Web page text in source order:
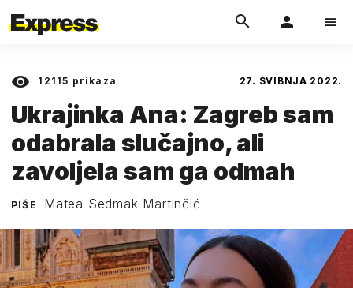
12115 prikaza 27. SVIBNJA 2022.
Ukrajinka Ana: Zagreb sam
odabrala slučajno, ali
zavoljela sam ga odmah
PIŠE Matea Sedmak Martinčić